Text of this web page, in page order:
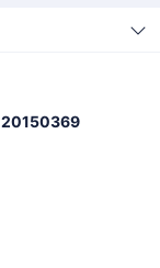
20150369